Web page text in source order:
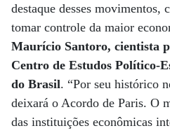
destaque desses
tomar controle da maior
Maurício Santoro, cientista
Centro de Estudos Político-
do Brasil. “Por seu histórico
deixará o Acordo de Paris. O
das instituições econômicas